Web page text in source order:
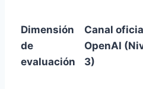
Dimensión
de
evaluación
Canal
OpenAI
3)